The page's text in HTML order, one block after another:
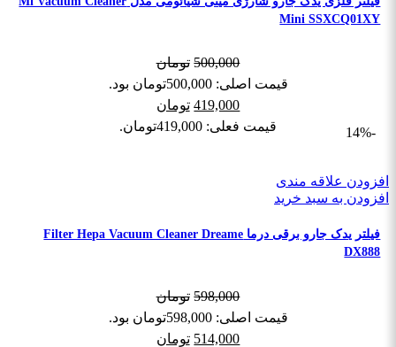
Mini SSXCQ01XY
500,000 تومان
قیمت اصلی: 500,000تومان بود.
419,000 تومان
قیمت فعلی: 419,000تومان.
-14%
افزودن علاقه مندی
افزودن به سبد خرید
فیلتر یدک جارو برقی درما Filter Hepa Vacuum Cleaner Dreame
DX888
598,000 تومان
قیمت اصلی: 598,000تومان بود.
514,000 تومان